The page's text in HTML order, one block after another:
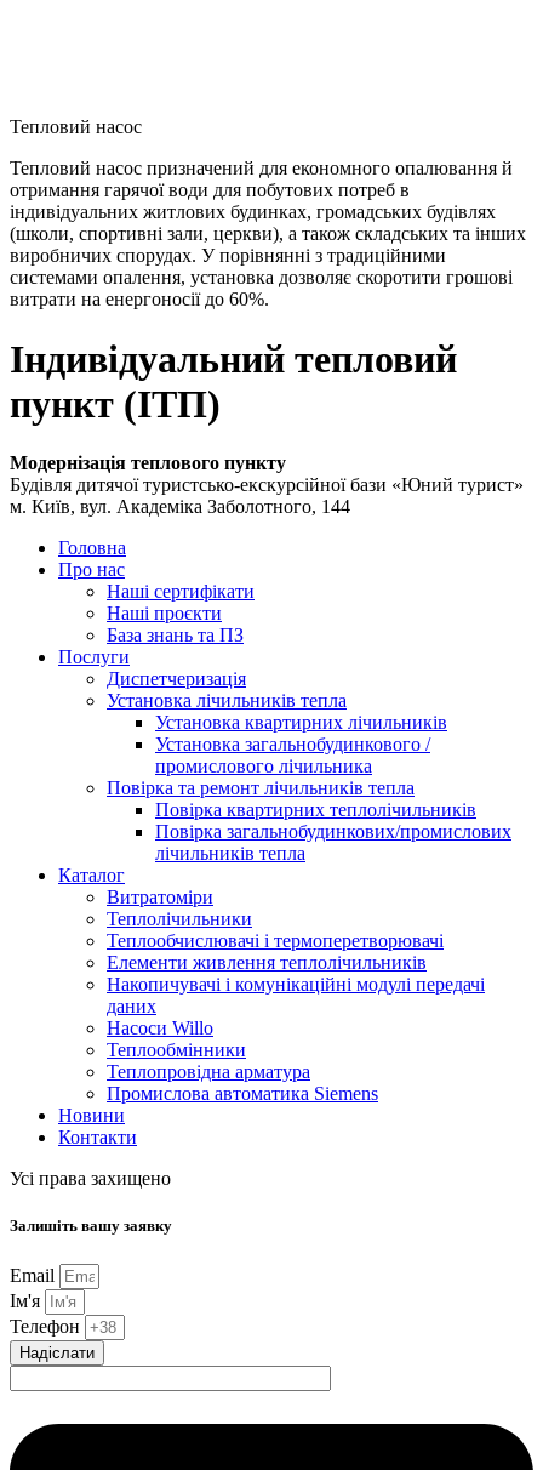
Тепловий насос
Тепловий насос призначений для економного опалювання й
отримання гарячої води для побутових потреб в
індивідуальних житлових будинках, громадських будівлях
(школи, спортивні зали, церкви), а також складських та інших
виробничих спорудах. У порівнянні з традиційними
системами опалення, установка дозволяє скоротити грошові
витрати на енергоносії до 60%.
Індивідуальний тепловий
пункт (ІТП)
Модернізація теплового пункту
Будівля дитячої туристсько-екскурсійної бази «Юний турист»
м. Київ, вул. Академіка Заболотного, 144
Головна
Про нас
Наші сертифікати
Наші проєкти
База знань та ПЗ
Послуги
Диспетчеризація
Установка лічильників тепла
Установка квартирних лічильників
Установка загальнобудинкового /
промислового лічильника
Повірка та ремонт лічильників тепла
Повірка квартирних теплолічильників
Повірка загальнобудинкових/промислових
лічильників тепла
Каталог
Витратоміри
Теплолічильники
Теплообчислювачі і термоперетворювачі
Елементи живлення теплолічильників
Накопичувачі і комунікаційні модулі передачі
даних
Насоси Willo
Теплообмінники
Теплопровідна арматура
Промислова автоматика Siemens
Новини
Контакти
Усі права захищено
Залишіть вашу заявку
Email
Ім'я
Телефон
Надіслати